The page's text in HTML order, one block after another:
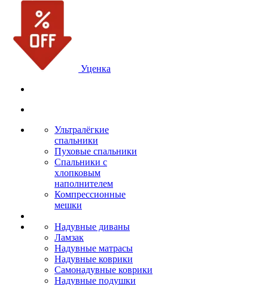
Уценка
Ультралёгкие
спальники
Пуховые спальники
Спальники с
хлопковым
наполнителем
Компрессионные
мешки
Надувные диваны
Ламзак
Надувные матрасы
Надувные коврики
Самонадувные коврики
Надувные подушки